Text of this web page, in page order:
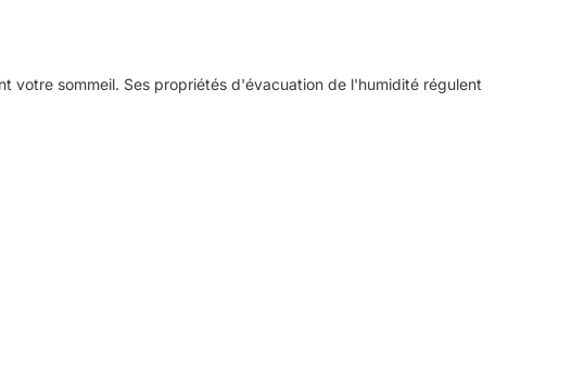
votre sommeil. Ses propriétés d'évacuation de l'humidité régulent